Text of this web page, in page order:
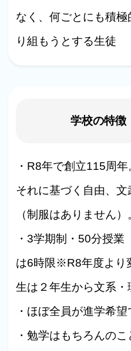
なく、何ごとにも積
り組もうとする生徒
学校の特徴
・R8年で創立115周
それに基づく自由、文
（制服はありません）
・3学期制・50分授
は6時限※R8年度より
生は２年生から文系・
・ほぼ全員が進学希望
・勉学はもちろんの